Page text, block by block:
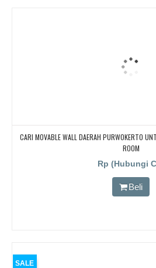
CARI MOVABLE WALL DAERAH PURWOKERTO
ROOM
Rp (Hubungi
Beli
SALE